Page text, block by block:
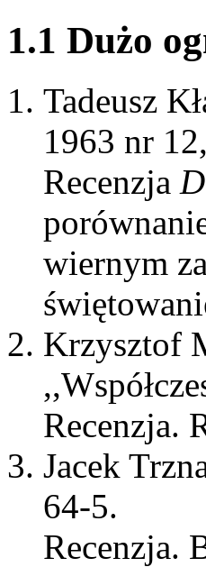
1.1 Dużo
Tadeusz
1963 nr
Recenzja
wiernym
Krzysztof
Recenzja.
Jacek
64-5.
Recenzja.